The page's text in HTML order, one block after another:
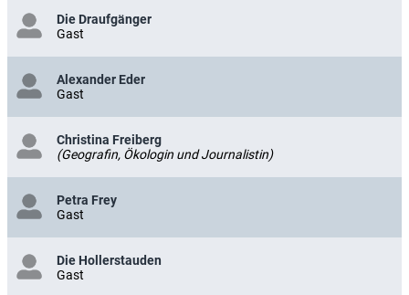
Die Draufgänger
Gast
Alexander Eder
Gast
Christina Freiberg
(Geografin, Ökologin und Journalistin)
Petra Frey
Gast
Die Hollerstauden
Gast